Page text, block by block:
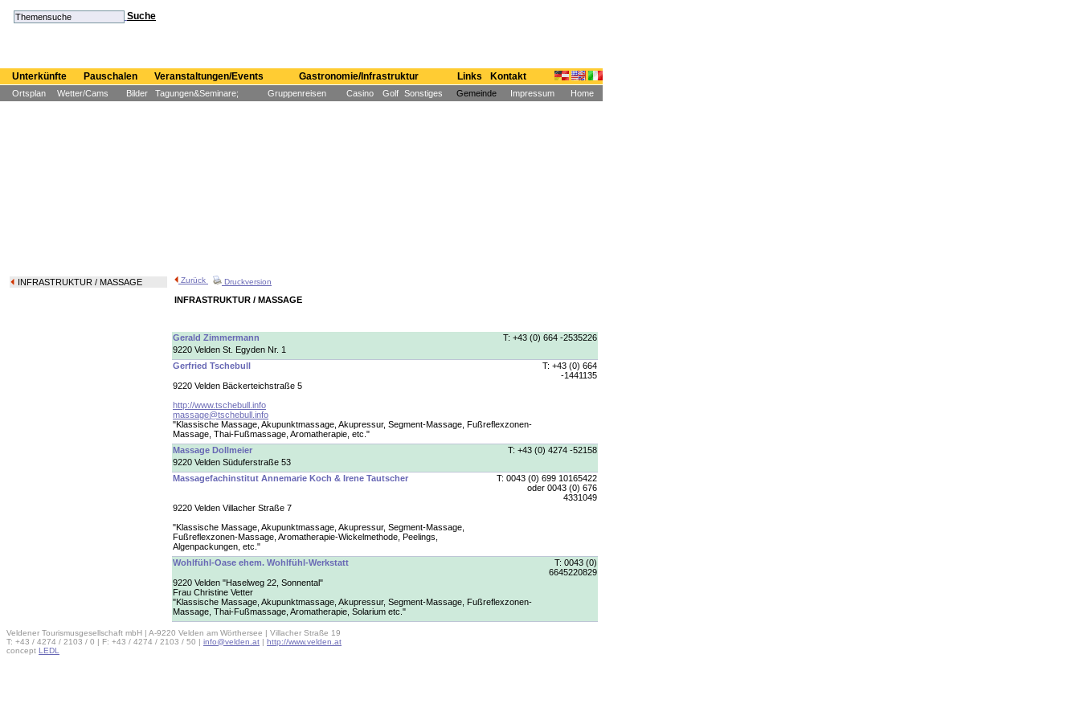
Unterkünfte Pauschalen Veranstaltungen/Events Gastronomie/Infrastruktur Links Kontakt
Ortsplan Wetter/Cams Bilder Tagungen&Seminare; Gruppenreisen Casino Golf Sonstiges Gemeinde Impressum Home
Suche
INFRASTRUKTUR / MASSAGE Zurück Druckversion
INFRASTRUKTUR / MASSAGE
Gerald Zimmermann
T: +43 (0) 664 -2535226
9220 Velden St. Egyden Nr. 1
Gerfried Tschebull
T: +43 (0) 664
-1441135
9220 Velden Bäckerteichstraße 5
http://www.tschebull.info
massage@tschebull.info
"Klassische Massage, Akupunktmassage, Akupressur, Segment-Massage, Fußreflexzonen-
Massage, Thai-Fußmassage, Aromatherapie, etc."
Massage Dollmeier
T: +43 (0) 4274 -52158
9220 Velden Süduferstraße 53
Massagefachinstitut Annemarie Koch & Irene Tautscher
T: 0043 (0) 699 10165422
oder 0043 (0) 676
4331049
9220 Velden Villacher Straße 7
"Klassische Massage, Akupunktmassage, Akupressur, Segment-Massage,
Fußreflexzonen-Massage, Aromatherapie-Wickelmethode, Peelings,
Algenpackungen, etc."
Wohlfühl-Oase ehem. Wohlfühl-Werkstatt
T: 0043 (0)
6645220829
9220 Velden "Haselweg 22, Sonnental"
Frau Christine Vetter
"Klassische Massage, Akupunktmassage, Akupressur, Segment-Massage, Fußreflexzonen-
Massage, Thai-Fußmassage, Aromatherapie, Solarium etc."
Veldener Tourismusgesellschaft mbH | A-9220 Velden am Wörthersee | Villacher Straße 19
T: +43 / 4274 / 2103 / 0 | F: +43 / 4274 / 2103 / 50 | info@velden.at | http://www.velden.at
concept LEDL